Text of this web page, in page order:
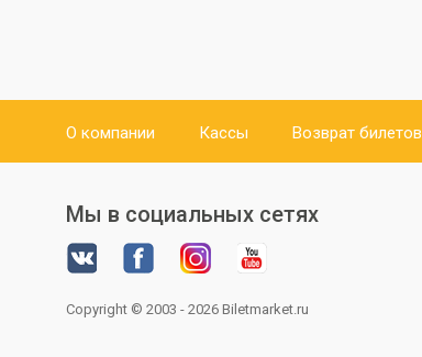
О компании Кассы Возврат билетов
Мы в социальных сетях
Copyright © 2003 - 2026 Biletmarket.ru